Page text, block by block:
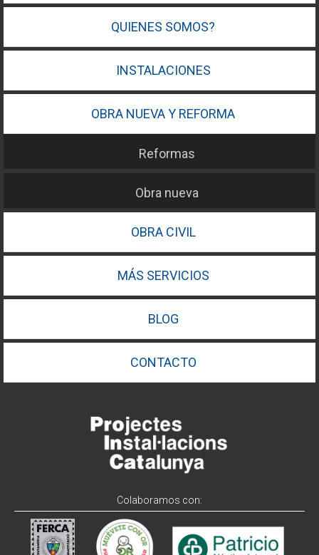
QUIENES SOMOS?
INSTALACIONES
OBRA NUEVA Y REFORMA
Reformas
Obra nueva
OBRA CIVIL
MÁS SERVICIOS
BLOG
CONTACTO
Colaboramos con: